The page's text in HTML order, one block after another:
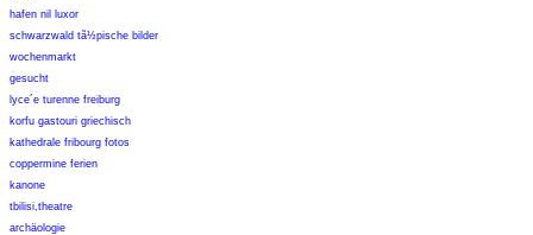
hafen nil luxor
schwarzwald tã½pische bilder
wochenmarkt
gesucht
lyce´e turenne freiburg
korfu gastouri griechisch
kathedrale fribourg fotos
coppermine ferien
kanone
tbilisi,theatre
archäologie